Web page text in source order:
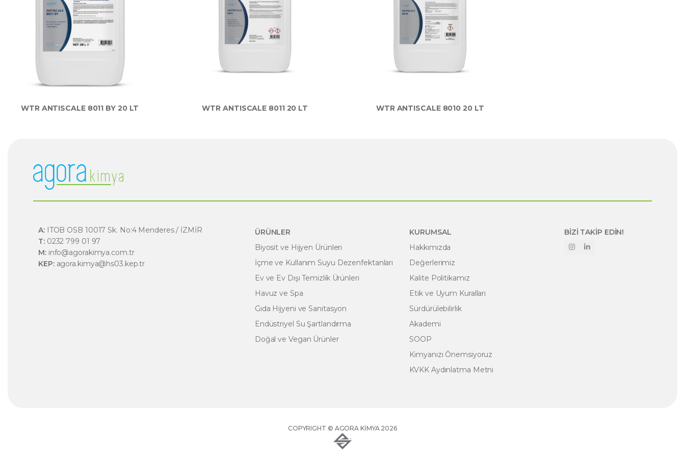
WTR ANTISCALE 8011 BY 20 LT WTR ANTISCALE 8011 20 LT WTR ANTISCALE 8010 20 LT
A:ITOB OSB 10017 Sk. No:4 Menderes / İZMİR
T:0232 799 01 97
M:info@agorakimya.com.tr
KEP:agora.kimya@hs03.kep.tr
ÜRÜNLER
Biyosit ve Hijyen Ürünleri
İçme ve Kullanım Suyu Dezenfektanları
Ev ve Ev Dışı Temizlik Ürünleri
Havuz ve Spa
Gıda Hijyeni ve Sanitasyon
Endüstriyel Su Şartlandırma
Doğal ve Vegan Ürünler
KURUMSAL
Hakkımızda
Değerlerimiz
Kalite Politikamız
Etik ve Uyum Kuralları
Sürdürülebilirlik
Akademi
SOOP
Kimyanızı Önemsiyoruz
KVKK Aydınlatma Metni
BİZİ TAKİP EDİN!
COPYRIGHT © AGORA KIMYA 2026